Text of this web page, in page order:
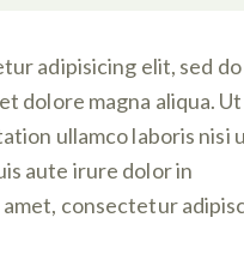
adipisicing elit, sed do
dolore magna aliqua.
ullamco laboris nisi
aute irure dolor in
consectetur